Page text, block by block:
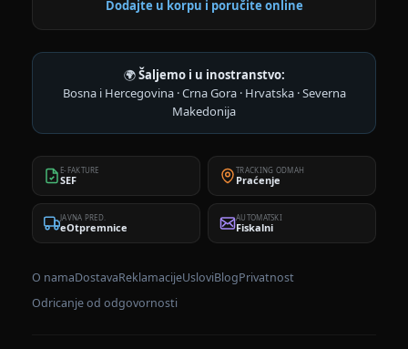
Dodajte u korpu i poručite online
🌍Šaljemo i u inostranstvo:
Bosna i Hercegovina · Crna Gora · Hrvatska · Severna
Makedonija
E-FAKTURE
SEF
TRACKING ODMAH
Praćenje
JAVNA PRED.
eOtpremnice
AUTOMATSKI
Fiskalni
O namaDostavaReklamacijeUsloviBlogPrivatnost
Odricanje od odgovornosti